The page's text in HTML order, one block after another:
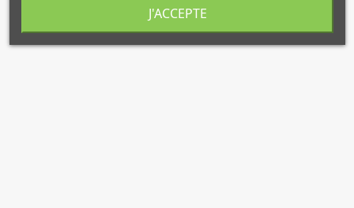
J'ACCEPTE